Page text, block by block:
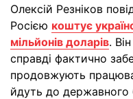
Олексій Резніков
Росією коштує
мільйонів доларів.
справді фактично
продовжують
йдуть до